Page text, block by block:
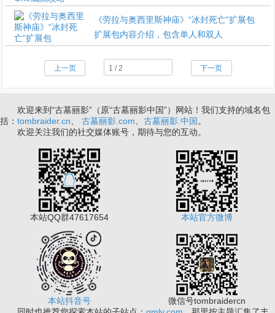
《劳拉与奥西里斯神庙》“冰封死亡”扩展包
扩展包内容介绍，包含单人和双人
上一页 下一页
欢迎来到“古墓丽影”（原“古墓丽影中国”）网站！我们支持的域名包
括： tombraider.cn 古墓丽影.com 古墓丽影.中国 。
欢迎关注我们的社交媒体账号，期待与您的互动。
本站QQ群47617654 本站官方微博
本站抖音号
微信号tombraidercn